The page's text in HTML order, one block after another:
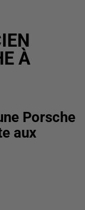
À
Porsche
aux